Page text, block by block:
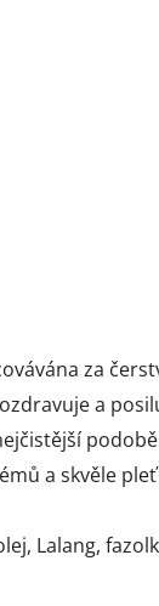
za
a
a skvěle
Lalang,